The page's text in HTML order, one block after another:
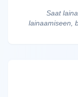
Saat
lainaamiseen,